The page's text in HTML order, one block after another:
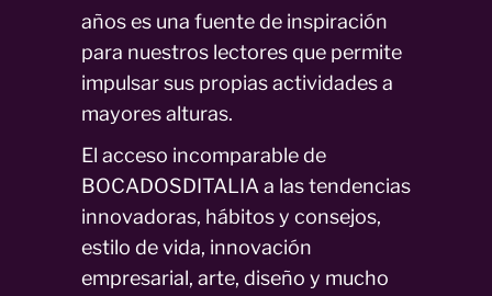
años es una fuente de inspiración
para nuestros lectores que permite
impulsar sus propias actividades a
mayores alturas.
El acceso incomparable de
BOCADOSDITALIA a las tendencias
innovadoras, hábitos y consejos,
estilo de vida, innovación
empresarial, arte, diseño y mucho